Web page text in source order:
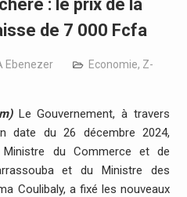
: le prix de la
de 7 000 Fcfa
Ebenezer Economie, Z-
Le Gouvernement, à travers
date du 26 décembre 2024,
du Commerce et de
et du Ministre des
Coulibaly, a fixé les nouveaux